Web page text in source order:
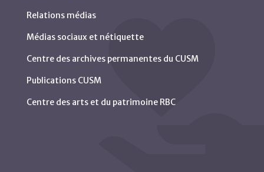
Relations médias
Médias sociaux et nétiquette
Centre des archives permanentes du CUSM
Publications CUSM
Centre des arts et du patrimoine RBC